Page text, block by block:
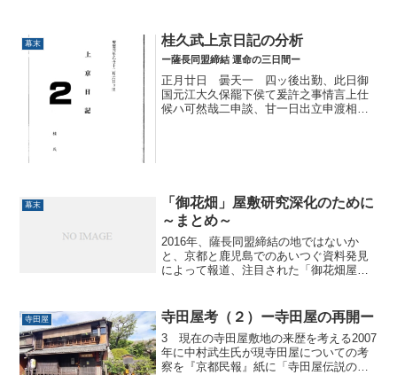
幕末 桂久武上京日記の分析
ー薩長同盟締結 運命の三日間ー
正月廿日 曇天一 四ッ後出勤、此日御
国元江大久保罷下侯て爰許之事情言上仕
候ハ可然哉二申談、甘一日出立申渡相成
幕末
「御花畑」屋敷研究深化のために
～まとめ～
2016年、薩長同盟締結の地ではないか
と、京都と鹿児島でのあいつぐ資料発見
によって報道、注目された「御花畑屋
の後、京都における資料発見者の原田良
子さんを手伝って、「薩長...
寺田屋 寺田屋考（２）ー寺田屋の再開ー
3 現在の寺田屋敷地の来歴を考える2007
年に中村武生氏が現寺田屋についての考
察を『京都民報』紙に「寺田屋伝説の虚